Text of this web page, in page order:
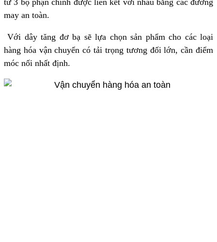
may an toàn.
Với dây tăng đơ bạ sẽ lựa chọn sản phẩm cho các loại
hàng hóa vận chuyển có tải trọng tương đối lớn, cần điểm
móc nối nhất định.